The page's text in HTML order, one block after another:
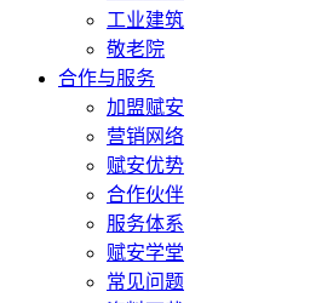
工业建筑
敬老院
合作与服务
加盟赋安
营销网络
赋安优势
合作伙伴
服务体系
赋安学堂
常见问题